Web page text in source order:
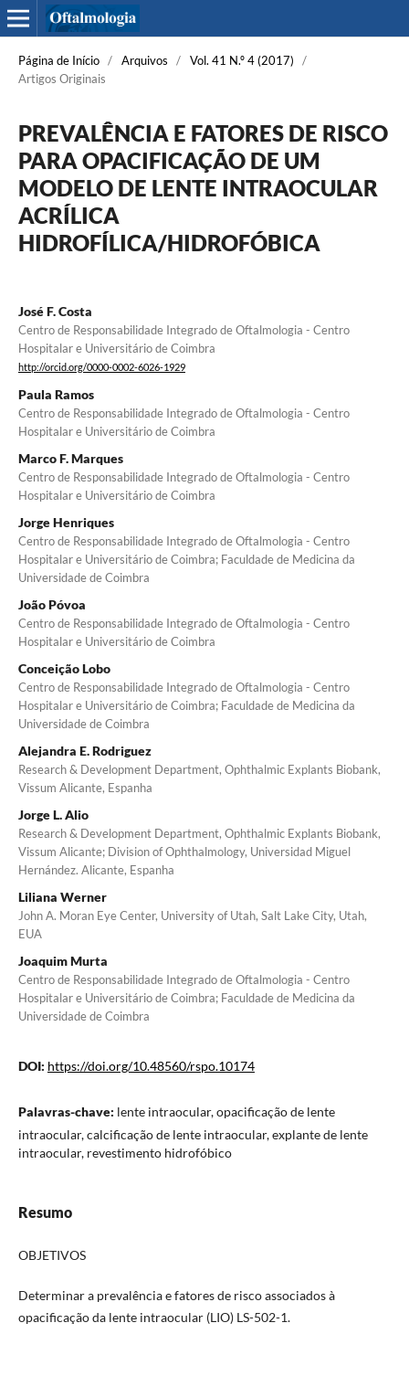
Página de Início / Arquivos / Vol. 41 N.º 4 (2017)
/
Artigos Originais
PREVALÊNCIA E FATORES DE RISCO
PARA OPACIFICAÇÃO DE UM
MODELO DE LENTE INTRAOCULAR
ACRÍLICA
HIDROFÍLICA/HIDROFÓBICA
José F. Costa
Centro de Responsabilidade Integrado de Oftalmologia - Centro
Hospitalar e Universitário de Coimbra
http://orcid.org/0000-0002-6026-1929
Paula Ramos
Centro de Responsabilidade Integrado de Oftalmologia - Centro
Hospitalar e Universitário de Coimbra
Marco F. Marques
Centro de Responsabilidade Integrado de Oftalmologia - Centro
Hospitalar e Universitário de Coimbra
Jorge Henriques
Centro de Responsabilidade Integrado de Oftalmologia - Centro
Hospitalar e Universitário de Coimbra; Faculdade de Medicina da
Universidade de Coimbra
João Póvoa
Centro de Responsabilidade Integrado de Oftalmologia - Centro
Hospitalar e Universitário de Coimbra
Conceição Lobo
Centro de Responsabilidade Integrado de Oftalmologia - Centro
Hospitalar e Universitário de Coimbra; Faculdade de Medicina da
Universidade de Coimbra
Alejandra E. Rodriguez
Research & Development Department, Ophthalmic Explants Biobank,
Vissum Alicante, Espanha
Jorge L. Alio
Research & Development Department, Ophthalmic Explants Biobank,
Vissum Alicante; Division of Ophthalmology, Universidad Miguel
Hernández. Alicante, Espanha
Liliana Werner
John A. Moran Eye Center, University of Utah, Salt Lake City, Utah,
EUA
Joaquim Murta
Centro de Responsabilidade Integrado de Oftalmologia - Centro
Hospitalar e Universitário de Coimbra; Faculdade de Medicina da
Universidade de Coimbra
DOI: https://doi.org/10.48560/rspo.10174
Palavras-chave: lente intraocular, opacificação de lente
intraocular, calcificação de lente intraocular, explante de lente
intraocular, revestimento hidrofóbico
Resumo
OBJETIVOS
Determinar a prevalência e fatores de risco associados à
opacificação da lente intraocular (LIO) LS-502-1.